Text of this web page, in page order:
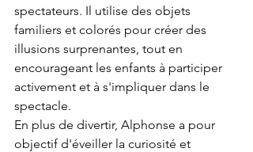
spectateurs. Il utilise des objets
familiers et colorés pour créer des
illusions surprenantes, tout en
encourageant les enfants à participer
activement et à s'impliquer dans le
spectacle.
En plus de divertir, Alphonse a pour
objectif d'éveiller la curiosité et